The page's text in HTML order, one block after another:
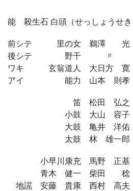
能 殺生石 白頭（せっしょうせ
前シテ 里の女 鵜澤 光
後シテ 野干 〃
ワキ 玄翁道人 大日方 寛
アイ 能力 山本 則孝
笛 松田 弘之
小鼓 大山 容子
大鼓 亀井 洋佑
太鼓 林 雄一郎
小早川康充 馬野 正基
青木 健一 柴田 稔
地謡 安藤 貴康 西村 高夫